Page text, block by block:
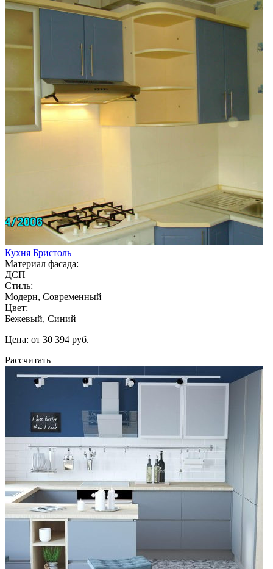
Кухня Бристоль
Материал фасада:
ДСП
Стиль:
Модерн, Современный
Цвет:
Бежевый, Синий
Цена: от 30 394 руб.
Рассчитать